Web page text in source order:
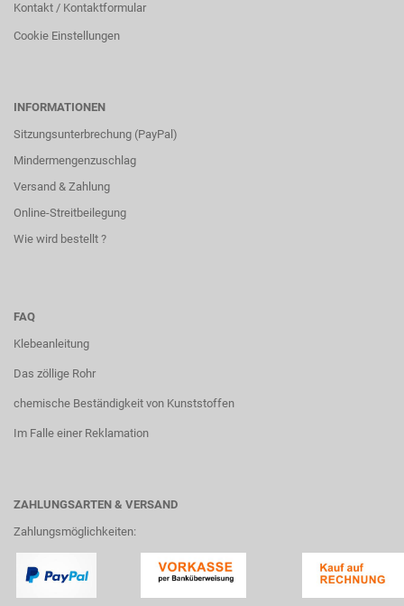
Kontakt / Kontaktformular
Cookie Einstellungen
INFORMATIONEN
Sitzungsunterbrechung (PayPal)
Mindermengenzuschlag
Versand & Zahlung
Online-Streitbeilegung
Wie wird bestellt ?
FAQ
Klebeanleitung
Das zöllige Rohr
chemische Beständigkeit von Kunststoffen
Im Falle einer Reklamation
ZAHLUNGSARTEN & VERSAND
Zahlungsmöglichkeiten: